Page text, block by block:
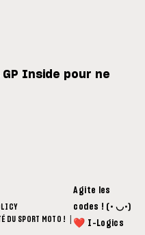
Inside pour ne
DU SPORT MOTO ! |
Agite les
codes ! (• ◡•)
❤ I-Logics